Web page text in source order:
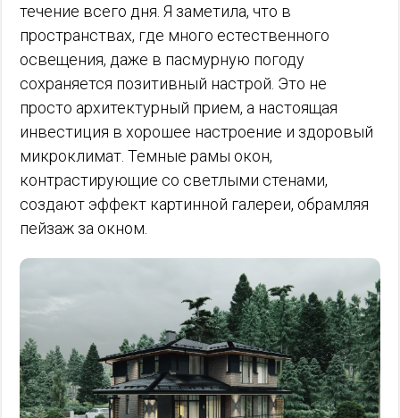
течение всего дня. Я заметила, что в
пространствах, где много естественного
освещения, даже в пасмурную погоду
сохраняется позитивный настрой. Это не
просто архитектурный прием, а настоящая
инвестиция в хорошее настроение и здоровый
микроклимат. Темные рамы окон,
контрастирующие со светлыми стенами,
создают эффект картинной галереи, обрамляя
пейзаж за окном.